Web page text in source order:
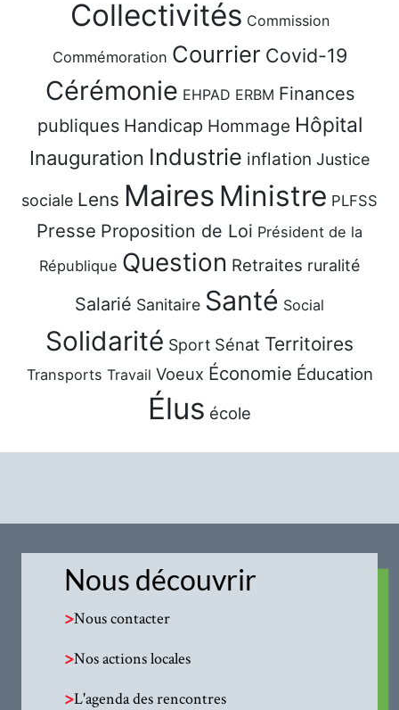
Collectivités Commission
Commémoration Courrier Covid-19
Cérémonie EHPAD ERBM Finances
publiques Handicap Hommage Hôpital
Inauguration Industrie inflation Justice
sociale Lens Maires Ministre PLFSS
Presse Proposition de Loi Président de la
République Question Retraites ruralité
Salarié Sanitaire Santé Social
Solidarité Sport Sénat Territoires
Transports Travail Voeux Économie Éducation
Élus école
Nous découvrir
>Nous contacter
>Nos actions locales
>L'agenda des rencontres